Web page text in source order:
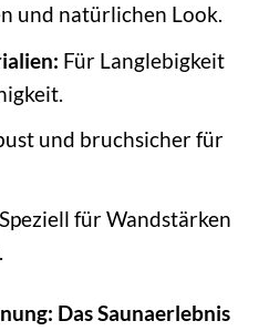
und natürlichen Look.
Für Langlebigkeit
und bruchsicher für
Speziell für Wandstärken
Das Saunaerlebnis